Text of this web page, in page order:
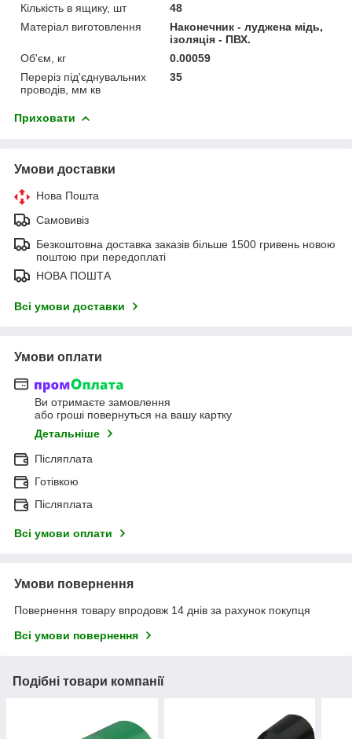
Кількість в ящику, шт
48
Матеріал виготовлення
Наконечник - луджена мідь,
ізоляція - ПВХ.
Об'єм, кг
0.00059
Переріз під'єднувальних
проводів, мм кв
35
Приховати
Умови доставки
Нова Пошта
Самовивіз
Безкоштовна доставка заказів більше 1500 гривень новою
поштою при передоплаті
НОВА ПОШТА
Всі умови доставки
Умови оплати
Ви отримаєте замовлення
або гроші повернуться на вашу картку
Детальніше
Післяплата
Готівкою
Післяплата
Всі умови оплати
Умови повернення
Повернення товару впродовж 14 днів за рахунок покупця
Всі умови повернення
Подібні товари компанії